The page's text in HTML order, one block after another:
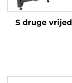
S druge